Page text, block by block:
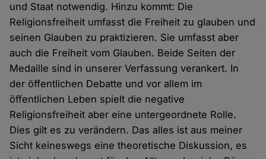
und Staat notwendig. Hinzu kommt: Die
Religionsfreiheit umfasst die Freiheit zu glauben und
seinen Glauben zu praktizieren. Sie umfasst aber
auch die Freiheit vom Glauben. Beide Seiten der
Medaille sind in unserer Verfassung verankert. In
der öffentlichen Debatte und vor allem im
öffentlichen Leben spielt die negative
Religionsfreiheit aber eine untergeordnete Rolle.
Dies gilt es zu verändern. Das alles ist aus meiner
Sicht keineswegs eine theoretische Diskussion, es